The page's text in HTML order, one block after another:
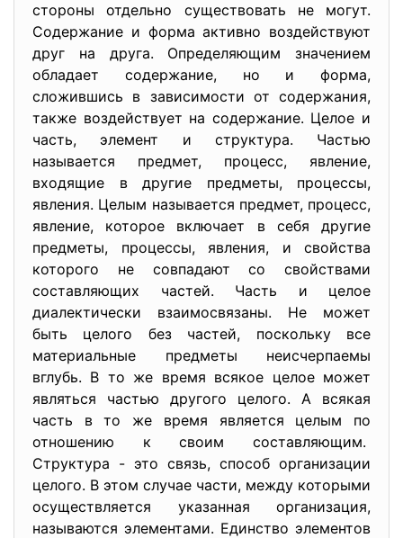
стороны отдельно существовать не могут.
Содержание и форма активно воздействуют
друг на друга. Определяющим значением
обладает содержание, но и форма,
сложившись в зависимости от содержания,
также воздействует на содержание. Целое и
часть, элемент и структура. Частью
называется предмет, процесс, явление,
входящие в другие предметы, процессы,
явления. Целым называется предмет, процесс,
явление, которое включает в себя другие
предметы, процессы, явления, и свойства
которого не совпадают со свойствами
составляющих частей. Часть и целое
диалектически взаимосвязаны. Не может
быть целого без частей, поскольку все
материальные предметы неисчерпаемы
вглубь. В то же время всякое целое может
являться частью другого целого. А всякая
часть в то же время является целым по
отношению к своим составляющим.
Структура - это связь, способ организации
целого. В этом случае части, между которыми
осуществляется указанная организация,
называются элементами. Единство элементов